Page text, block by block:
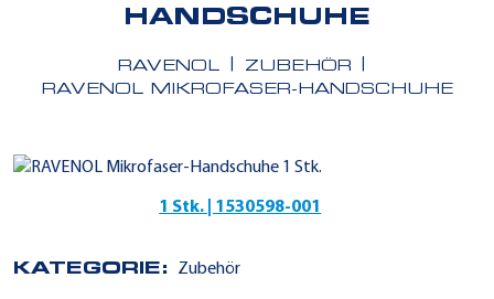
HANDSCHUHE
RAVENOL
ZUBEHÖR
RAVENOL MIKROFASER-HANDSCHUHE
1 Stk. | 1530598-001
KATEGORIE: Zubehör